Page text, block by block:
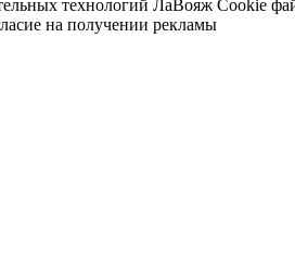
технологий ЛаВояж Cookie
на получении рекламы